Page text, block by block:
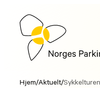
innhold
Hjem/Aktuelt/